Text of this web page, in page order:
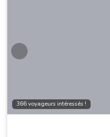
366 voyageurs intéressés !